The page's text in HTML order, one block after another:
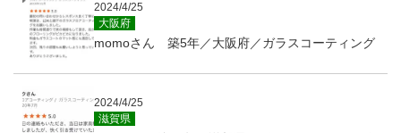
2024/4/25
大阪府
momoさん 築5年／大阪府／ガラスコーティング
2024/4/25
滋賀県